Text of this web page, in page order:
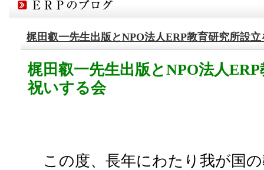
梶田叡一先生出版とNPO法人ERP教育研究所設
梶田叡一先生出版とNPO法人
祝いする会
この度、長年にわたり我が国